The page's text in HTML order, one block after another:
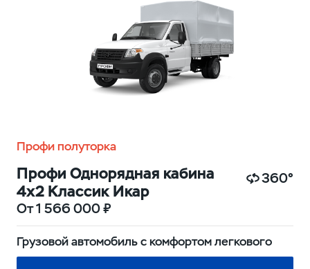
Профи полуторка
Профи Однорядная кабина
4х2 Классик Икар
От 1 566 000 ₽
360°
Грузовой автомобиль с комфортом легкового